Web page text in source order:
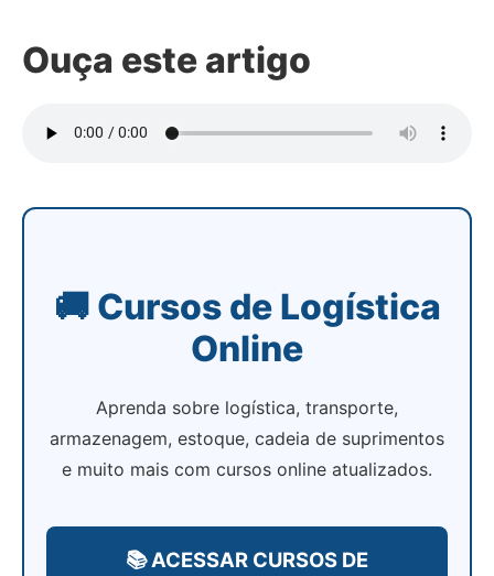
Ouça este artigo
🚚 Cursos de Logística
Online
Aprenda sobre logística, transporte,
armazenagem, estoque, cadeia de suprimentos
e muito mais com cursos online atualizados.
📚 ACESSAR CURSOS DE